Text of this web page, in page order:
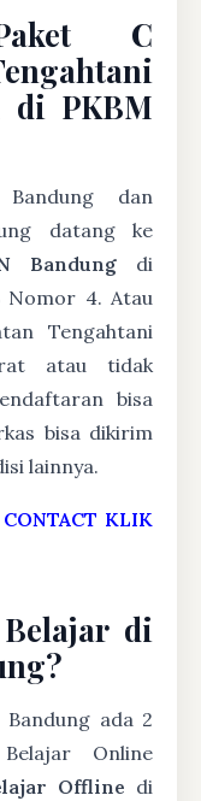
C
di PKBM
dan
datang ke
Bandung di
Nomor 4. Atau
Tengahtani
atau tidak
bisa
bisa dikirim
lainnya.
CONTACT KLIK
di
ada 2
Online
Offline di